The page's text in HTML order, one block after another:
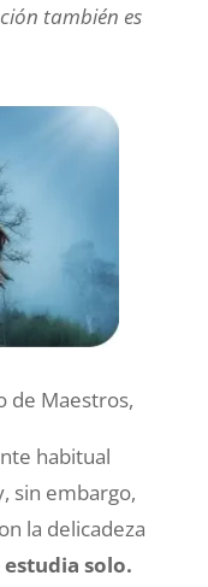
también es
de Maestros,
habitual
sin embargo,
la delicadeza
solo.